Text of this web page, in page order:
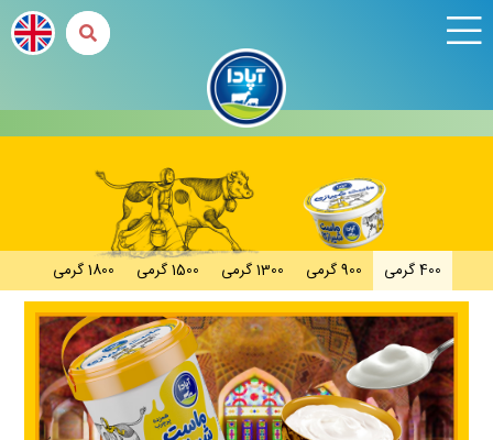
400 گرمی 900 گرمی 1300 گرمی 1500 گرمی 1800 گرمی